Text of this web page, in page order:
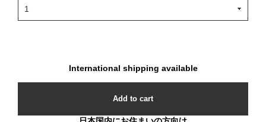
International shipping available
Add to cart